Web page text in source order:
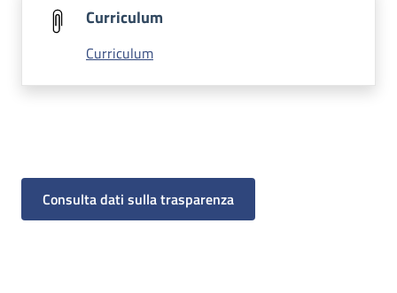
Curriculum
Curriculum
Consulta dati sulla trasparenza